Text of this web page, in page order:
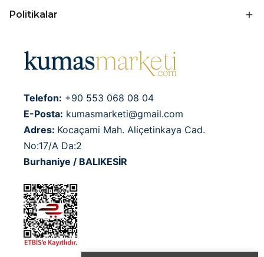
Politikalar
Telefon: +90 553 068 08 04
E-Posta: kumasmarketi@gmail.com
Adres: Kocaçami Mah. Aliçetinkaya Cad.
No:17/A Da:2
Burhaniye / BALIKESİR